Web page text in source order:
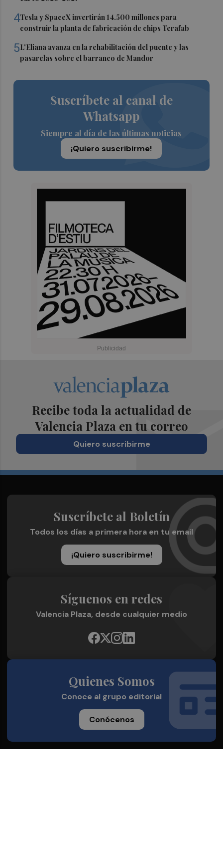
4Tesla y SpaceX invertirán 14.500 millones para
construir la planta de fabricación de chips Terafab
5L'Eliana avanza en la rehabilitación del puente y las
pasarelas sobre el barranco de Mandor
Suscríbete al canal de
Whatsapp
Siempre al día de las últimas noticias
¡Quiero suscribirme!
Recibe toda la actualidad de
Valencia Plaza en tu correo
Quiero suscribirme
Suscríbete al Boletín
Todos los días a primera hora en tu email
¡Quiero suscribirme!
Síguenos en redes
Valencia Plaza, desde cualquier medio
Quienes Somos
Conoce al grupo editorial
Conócenos